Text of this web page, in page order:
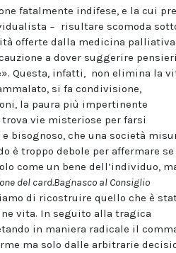
fatalmente indifese, e la cui
− risultare scomoda
offerte dalla medicina
a dover suggerire pensieri
Questa, infatti, non elimina la
si fa condivisione,
la paura più impertinente
vie misteriose per farsi
bisognoso, che una società
è troppo debole per affermare se
come un bene dell’individuo,
del card.Bagnasco al Consiglio
di ricostruire quello che è
vita. In seguito alla tragica
in maniera radicale il
ma solo dalle arbitrarie